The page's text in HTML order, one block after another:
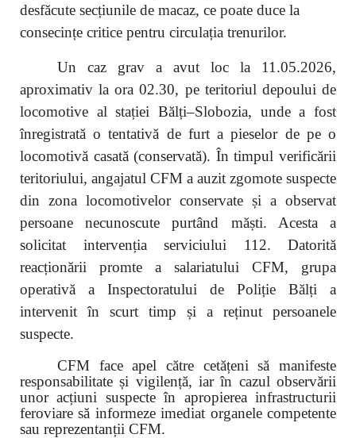
desfăcute secțiunile de macaz, ce poate duce la
consecințe critice pentru circulația trenurilor.
Un caz grav a avut loc la 11.05.2026,
aproximativ la ora 02.30, pe teritoriul depoului de
locomotive al stației Bălți–Slobozia, unde a fost
înregistrată o tentativă de furt a pieselor de pe o
locomotivă casată (conservată). În timpul verificării
teritoriului, angajatul CFM a auzit zgomote suspecte
din zona locomotivelor conservate și a observat
persoane necunoscute purtând măști. Acesta a
solicitat intervenția serviciului 112. Datorită
reacționării promte a salariatului CFM, grupa
operativă a Inspectoratului de Poliție Bălți a
intervenit în scurt timp și a reținut persoanele
suspecte.
CFM face apel către cetățeni să manifeste
responsabilitate și vigilență, iar în cazul observării
unor acțiuni suspecte în apropierea infrastructurii
feroviare să informeze imediat organele competente
sau reprezentanții CFM.